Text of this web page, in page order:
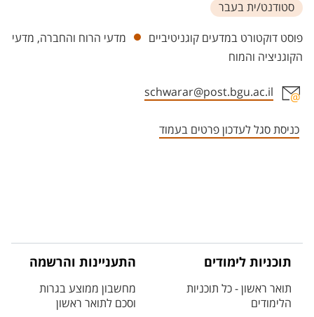
סטודנט/ית בעבר
יחידות
פוסט דוקטורט במדעים קוגניטיביים
מדעי הרוח והחברה, מדעי
הקוגניציה והמוח
schwarar@post.bgu.ac.il
כניסת סגל לעדכון פרטים בעמוד
תוכניות לימודים
תואר ראשון - כל תוכניות
הלימודים
התעניינות והרשמה
מחשבון ממוצע בגרות
וסכם לתואר ראשון